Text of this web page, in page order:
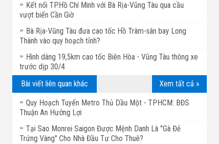
Kết nối TP.Hồ Chí Minh với Bà Rịa-Vũng Tàu qua cầu
vượt biển Cần Giờ
Bà Rịa-Vũng Tàu đưa cao tốc Hồ Tràm-sân bay Long
Thành vào quy hoạch tỉnh?
Hình dáng 19,5km cao tốc Biên Hòa - Vũng Tàu thông xe
trước dịp 30/4
Xem tất cả »
Bài viết liên quan khác
Quy Hoạch Tuyến Metro Thủ Dầu Một - TPHCM: BĐS
Thuận An Hưởng Lợi
Tại Sao Monrei Saigon Được Mệnh Danh Là "Gà Đẻ
Trứng Vàng" Cho Nhà Đầu Tư Cho Thuê?